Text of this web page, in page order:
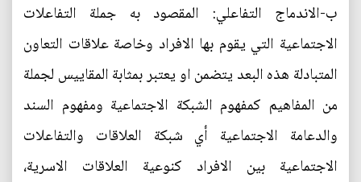
ب-الاندماج التفاعلي: المقصود به جملة التفاعلات
الاجتماعية التي يقوم بها الافراد وخاصة علاقات التعاون
المتبادلة هذه البعد يتضمن او يعتبر بمثابة المقاييس لجملة
من المفاهيم كمفهوم الشبكة الاجتماعية ومفهوم السند
والدعامة الاجتماعية أي شبكة العلاقات والتفاعلات
الاجتماعية بين الافراد كنوعية العلاقات الاسرية،